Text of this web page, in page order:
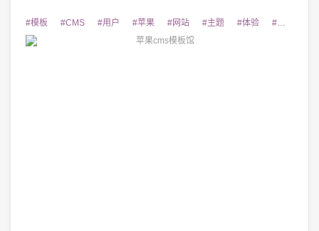
的可识别性和吸引力。 苹果CMS模板DIY的优势 相比于从零开始
制作网站,苹果...
#模板 #CMS #用户 #苹果 #网站 #主题 #体验 #优质